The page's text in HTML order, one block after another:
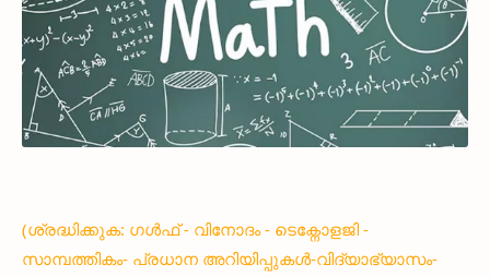
(ശ്രദ്ധിക്കുക: ഗൾഫ് - വിനോദം - ടെക്നോളജി -
സാമ്പത്തികം- പ്രധാന അറിയിപ്പുകൾ-വിദ്യാഭ്യാസം-